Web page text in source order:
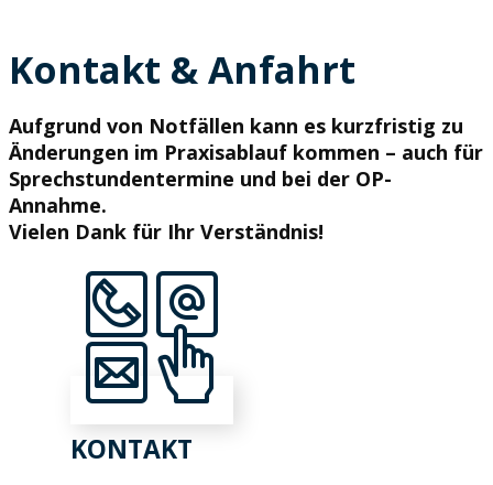
Kontakt & Anfahrt
Aufgrund von Notfällen kann es kurzfristig zu
Änderungen im Praxisablauf kommen – auch für
Sprechstundentermine und bei der OP-
Annahme.
Vielen Dank für Ihr Verständnis!
KONTAKT